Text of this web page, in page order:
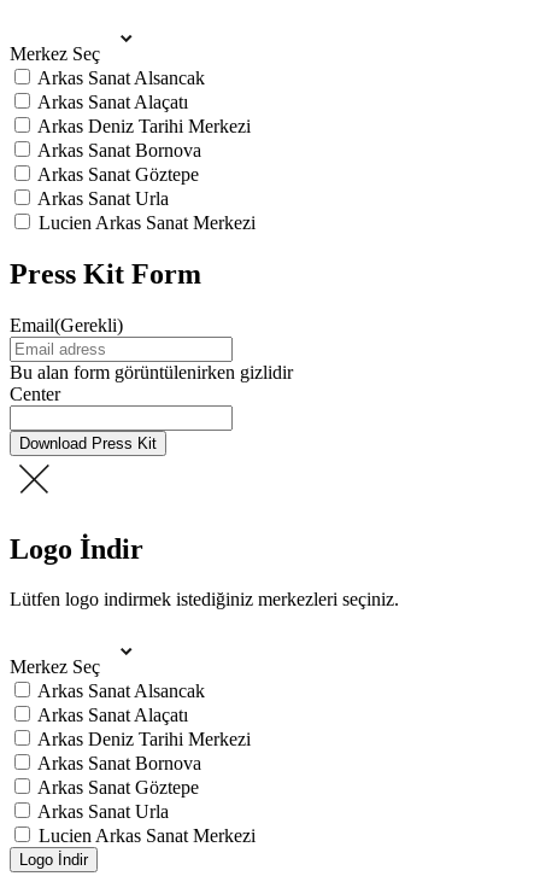
Merkez Seç
Arkas Sanat Alsancak
Arkas Sanat Alaçatı
Arkas Deniz Tarihi Merkezi
Arkas Sanat Bornova
Arkas Sanat Göztepe
Arkas Sanat Urla
Lucien Arkas Sanat Merkezi
Press Kit Form
Email(Gerekli)
Bu alan form görüntülenirken gizlidir
Center
Download Press Kit
Logo İndir
Lütfen logo indirmek istediğiniz merkezleri seçiniz.
Merkez Seç
Arkas Sanat Alsancak
Arkas Sanat Alaçatı
Arkas Deniz Tarihi Merkezi
Arkas Sanat Bornova
Arkas Sanat Göztepe
Arkas Sanat Urla
Lucien Arkas Sanat Merkezi
Logo İndir